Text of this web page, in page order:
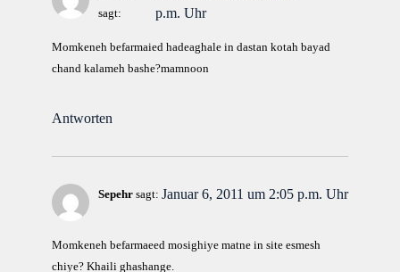
sagt:
p.m. Uhr
Momkeneh befarmaied hadeaghale in dastan kotah bayad
chand kalameh bashe?mamnoon
Antworten
Sepehr sagt: Januar 6, 2011 um 2:05 p.m. Uhr
Momkeneh befarmaeed mosighiye matne in site esmesh
chiye? Khaili ghashange.